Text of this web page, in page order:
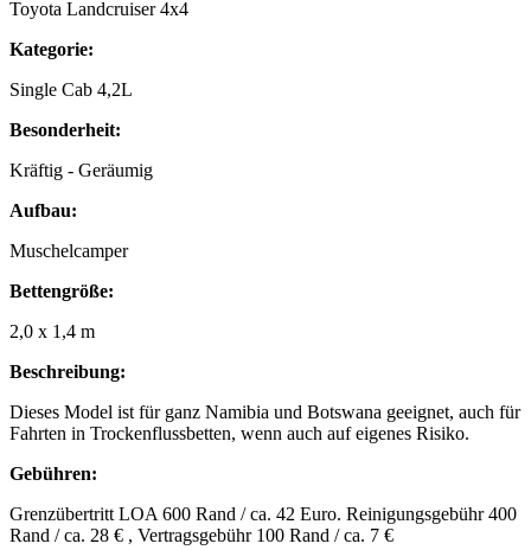
Toyota Landcruiser 4x4
Kategorie:
Single Cab 4,2L
Besonderheit:
Kräftig - Geräumig
Aufbau:
Muschelcamper
Bettengröße:
2,0 x 1,4 m
Beschreibung:
Dieses Model ist für ganz Namibia und Botswana geeignet, auch für
Fahrten in Trockenflussbetten, wenn auch auf eigenes Risiko.
Gebühren:
Grenzübertritt LOA 600 Rand / ca. 42 Euro. Reinigungsgebühr 400
Rand / ca. 28 € , Vertragsgebühr 100 Rand / ca. 7 €